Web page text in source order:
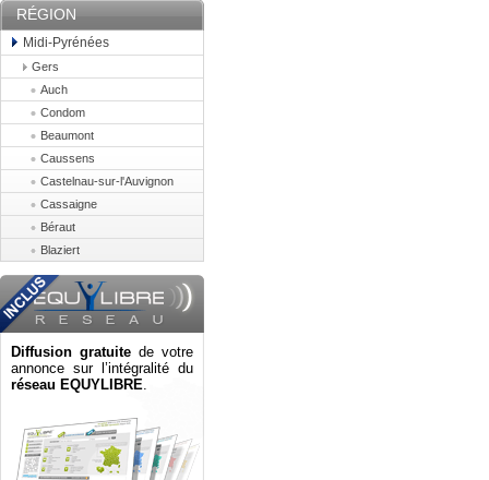
RÉGION
Midi-Pyrénées
Gers
Auch
Condom
Beaumont
Caussens
Castelnau-sur-l'Auvignon
Cassaigne
Béraut
Blaziert
Diffusion gratuite de votre
annonce sur l’intégralité du
réseau EQUYLIBRE.